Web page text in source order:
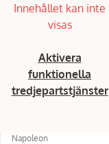
Innehållet kan inte
visas
Aktivera
funktionella
tredjepartstjänster
Napoleon